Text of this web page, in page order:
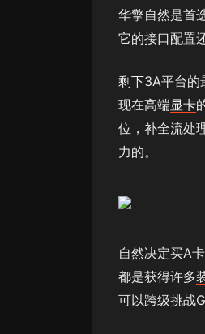
华擎自然是首
它的接口配置
剩下3A平台的
现在高端显卡
位，补全流处
力的。
自然决定买A
都是获得许多
可以跨级挑战